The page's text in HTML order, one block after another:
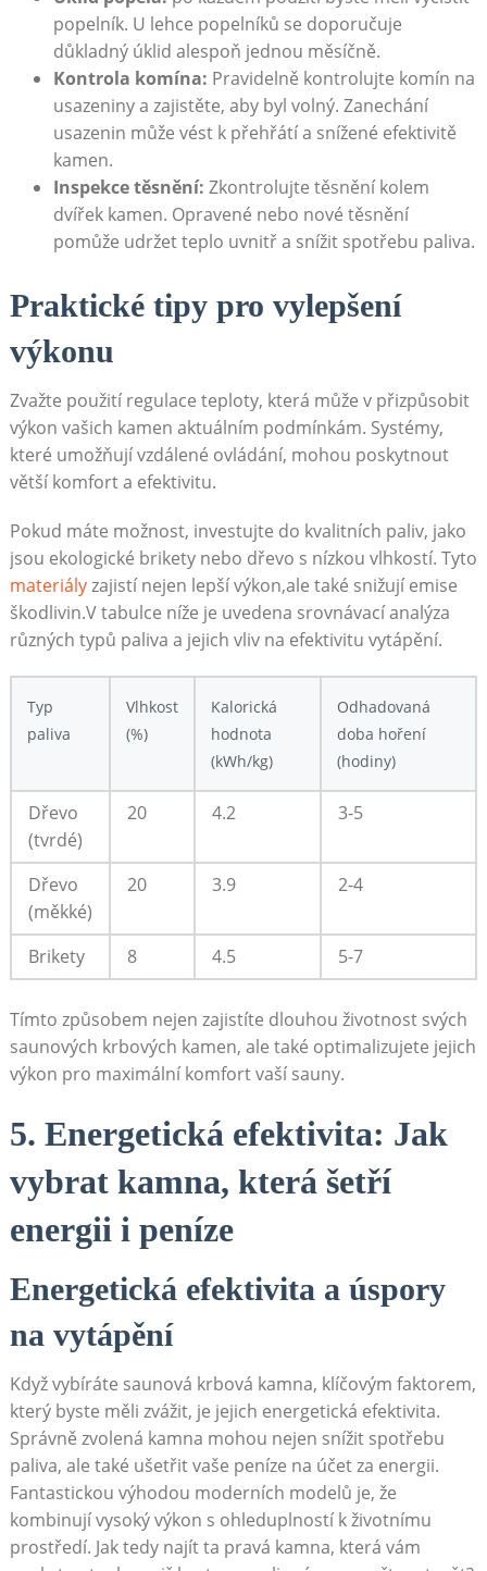
popelník. U lehce popelníků se doporučuje
důkladný úklid alespoň jednou měsíčně.
Kontrola komína: Pravidelně kontrolujte komín na
usazeniny a zajistěte, aby byl volný. Zanechání
usazenin může vést k přehřátí a snížené efektivitě
kamen.
Inspekce těsnění: Zkontrolujte těsnění kolem
dvířek kamen. Opravené nebo nové těsnění
pomůže udržet teplo uvnitř a snížit spotřebu paliva.
Praktické tipy pro vylepšení
výkonu
Zvažte použití regulace teploty, která může v přizpůsobit
výkon vašich kamen aktuálním podmínkám. Systémy,
které umožňují vzdálené ovládání, mohou poskytnout
větší komfort a efektivitu.
Pokud máte možnost, investujte do kvalitních paliv, jako
jsou ekologické brikety nebo dřevo s nízkou vlhkostí. Tyto
materiályzajistí nejen lepší výkon,ale také snižují emise
škodlivin.V tabulce níže je uvedena srovnávací analýza
různých typů paliva a jejich vliv na efektivitu vytápění.
Typ
paliva
Vlhkost
(%)
Kalorická
hodnota
(kWh/kg)
Odhadovaná
doba hoření
(hodiny)
Dřevo
(tvrdé)
20 4.2 3-5
Dřevo
(měkké)
20 3.9 2-4
Brikety 8 4.5 5-7
Tímto způsobem nejen zajistíte dlouhou životnost svých
saunových krbových kamen, ale také optimalizujete jejich
výkon pro maximální komfort vaší sauny.
5. Energetická efektivita: Jak
vybrat kamna, která šetří
energii i peníze
Energetická efektivita a úspory
na vytápění
Když vybíráte saunová krbová kamna, klíčovým faktorem,
který byste měli zvážit, je jejich energetická efektivita.
Správně zvolená kamna mohou nejen snížit spotřebu
paliva, ale také ušetřit vaše peníze na účet za energii.
Fantastickou výhodou moderních modelů je, že
kombinují vysoký výkon s ohleduplností k životnímu
prostředí. Jak tedy najít ta pravá kamna, která vám